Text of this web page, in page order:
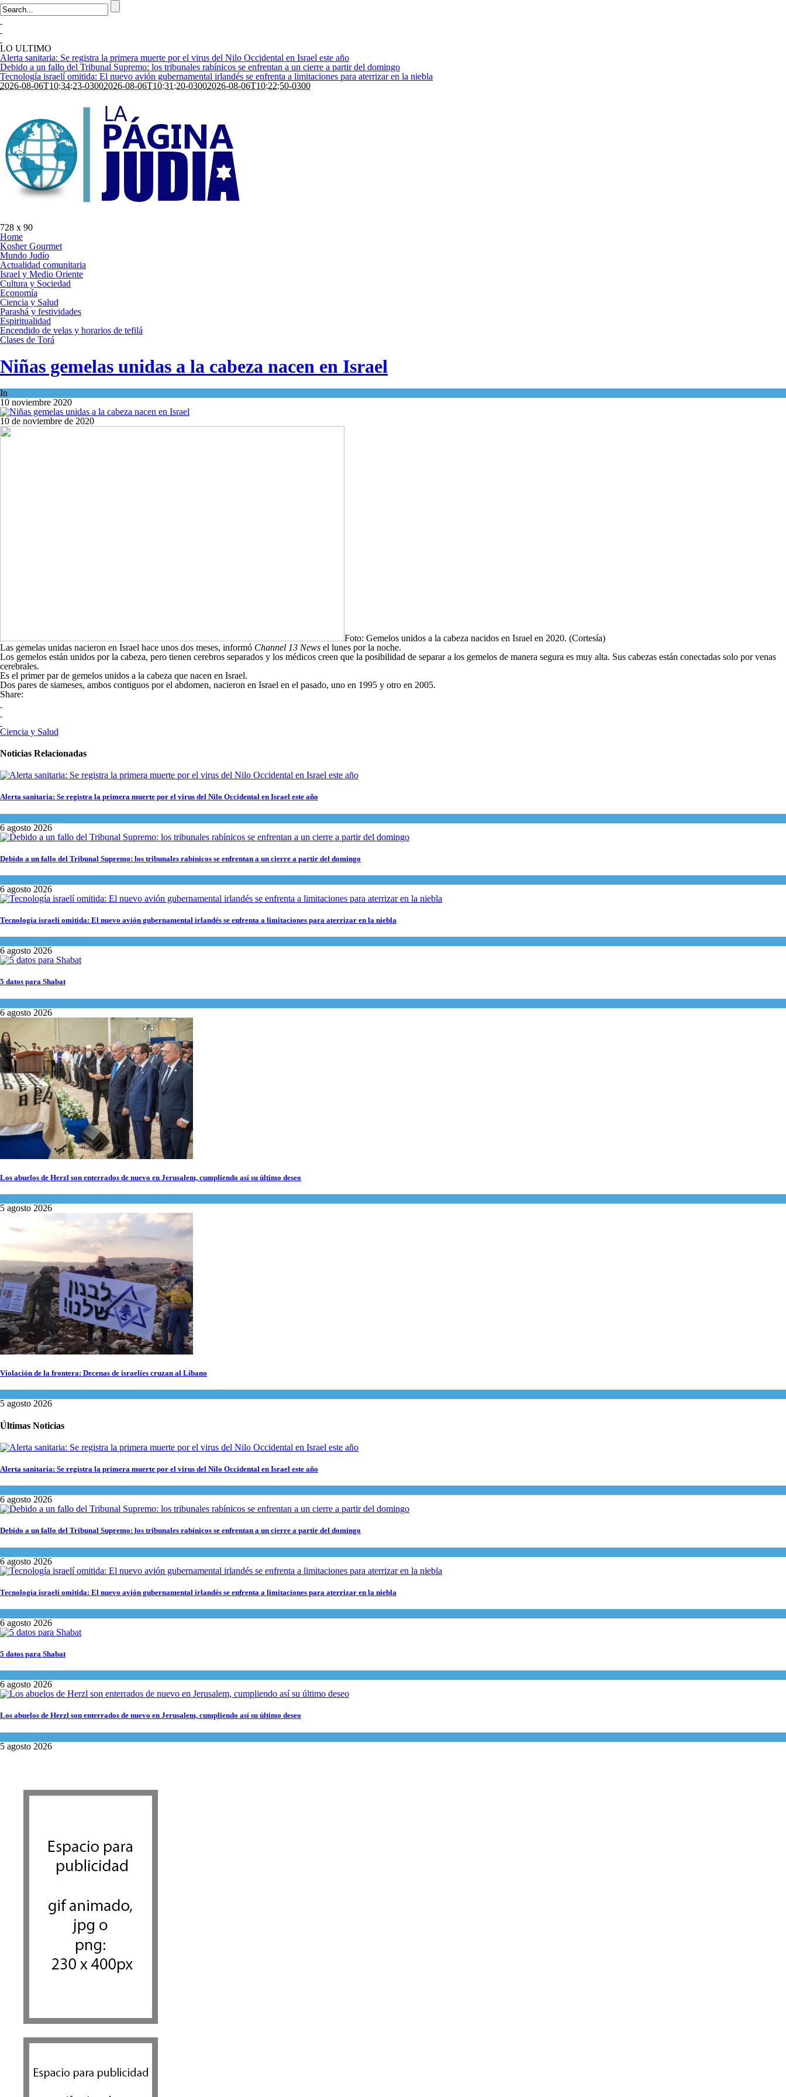
LO ULTIMO
Alerta sanitaria: Se registra la primera muerte por el virus del Nilo Occidental en Israel este año
Debido a un fallo del Tribunal Supremo: los tribunales rabínicos se enfrentan a un cierre a partir del domingo
Tecnología israelí omitida: El nuevo avión gubernamental irlandés se enfrenta a limitaciones para aterrizar en la niebla
2026-08-06T10:34:23-03002026-08-06T10:31:20-03002026-08-06T10:22:50-0300
728 x 90
Home
Kosher Gourmet
Mundo Judío
Actualidad comunitaria
Israel y Medio Oriente
Cultura y Sociedad
Economía
Ciencia y Salud
Parashá y festividades
Espiritualidad
Encendido de velas y horarios de tefilá
Clases de Torá
Niñas gemelas unidas a la cabeza nacen en Israel
In
10 noviembre 2020
10 de noviembre de 2020
Foto: Gemelos unidos a la cabeza nacidos en Israel en 2020. (Cortesía)
Las gemelas unidas nacieron en Israel hace unos dos meses, informó Channel 13 News el lunes por la noche.
Los gemelos están unidos por la cabeza, pero tienen cerebros separados y los médicos creen que la posibilidad de separar a los gemelos de manera segura es muy alta. Sus cabezas están conectadas solo por venas
cerebrales.
Es el primer par de gemelos unidos a la cabeza que nacen en Israel.
Dos pares de siameses, ambos contiguos por el abdomen, nacieron en Israel en el pasado, uno en 1995 y otro en 2005.
Share:
Ciencia y Salud
Noticias Relacionadas
Alerta sanitaria: Se registra la primera muerte por el virus del Nilo Occidental en Israel este año
6 agosto 2026
Debido a un fallo del Tribunal Supremo: los tribunales rabínicos se enfrentan a un cierre a partir del domingo
6 agosto 2026
Tecnología israelí omitida: El nuevo avión gubernamental irlandés se enfrenta a limitaciones para aterrizar en la niebla
6 agosto 2026
5 datos para Shabat
6 agosto 2026
Los abuelos de Herzl son enterrados de nuevo en Jerusalem, cumpliendo así su último deseo
5 agosto 2026
Violación de la frontera: Decenas de israelíes cruzan al Líbano
5 agosto 2026
Últimas Noticias
Alerta sanitaria: Se registra la primera muerte por el virus del Nilo Occidental en Israel este año
6 agosto 2026
Debido a un fallo del Tribunal Supremo: los tribunales rabínicos se enfrentan a un cierre a partir del domingo
6 agosto 2026
Tecnología israelí omitida: El nuevo avión gubernamental irlandés se enfrenta a limitaciones para aterrizar en la niebla
6 agosto 2026
5 datos para Shabat
6 agosto 2026
Los abuelos de Herzl son enterrados de nuevo en Jerusalem, cumpliendo así su último deseo
5 agosto 2026